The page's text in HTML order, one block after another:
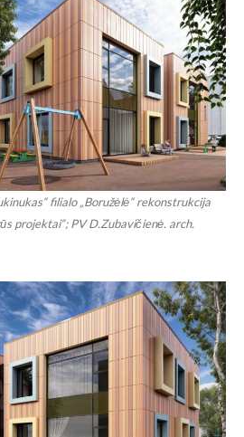
filialo „Boružėlė“ rekonstrukcija
projektai“; PV D.Zubavičienė. arch.